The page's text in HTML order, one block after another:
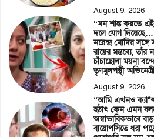
August 9, 2026
“মন শান্ত করতে
দলে যোগ দিয়েছে…”
নরেন্দ্র মোদির সঙ্গে
রায়ের মন্তব্যে,
চাঁচাছোলা ময়না
তৃণমূলপন্থী
August 9, 2026
“আমি এখনও
হঠাৎ কেন এমন
অস্বাভাবিকভাবে
বায়োপসিতে ধরা